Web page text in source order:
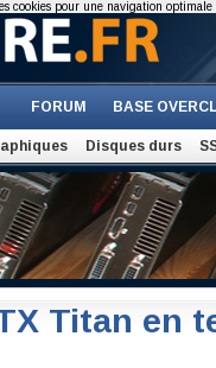
FORUM BASE
Disques durs
Titan en
cookies pour une navigation